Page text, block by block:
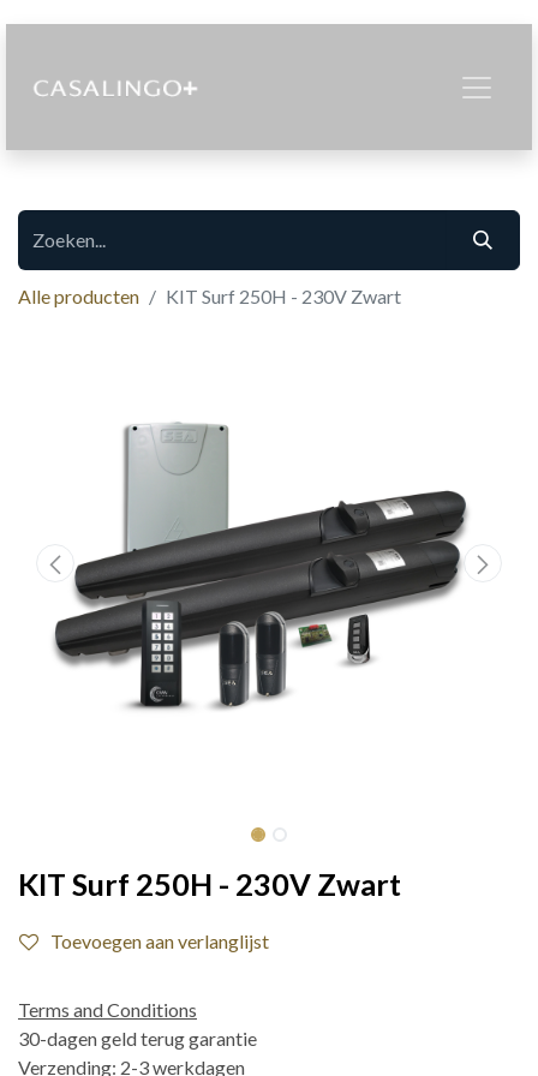
Alle producten KIT Surf 250H - 230V Zwart
KIT Surf 250H - 230V Zwart
Toevoegen aan verlanglijst
Terms and Conditions
30-dagen geld terug garantie
Verzending: 2-3 werkdagen